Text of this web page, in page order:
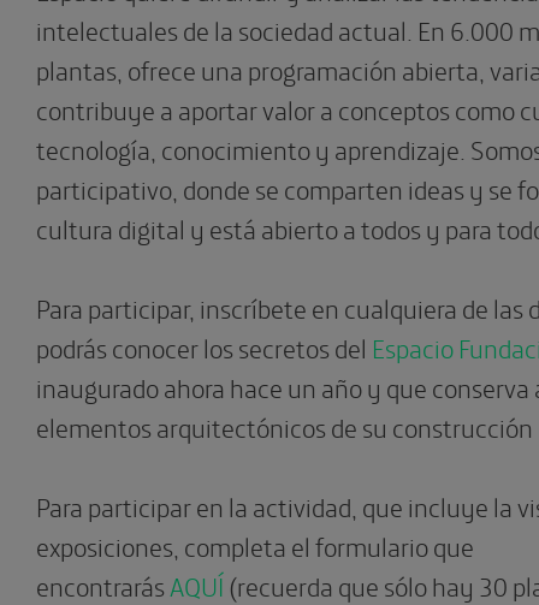
intelectuales de la sociedad actual. En 6.000
plantas, ofrece una programación abierta,
contribuye a aportar valor a conceptos como
tecnología, conocimiento y aprendizaje.
participativo, donde se comparten ideas y se
cultura digital y está abierto a todos y para
Para participar, inscríbete en cualquiera de las
podrás conocer los secretos del Espacio
inaugurado ahora hace un año y que conserva
elementos arquitectónicos de su
Para participar en la actividad, que incluye la
exposiciones, completa el formulario que
encontrarásAQUÍ(recuerda que sólo hay 30